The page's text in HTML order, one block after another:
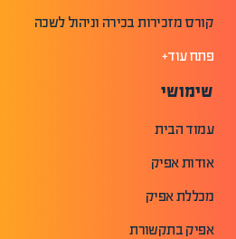
קורס מזכירות בכירה וניהול לשכה
פתח עוד+
שימושי
עמוד הבית
אודות אפיק
מכללת אפיק
אפיק בתקשורת